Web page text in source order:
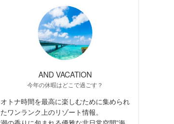
AND VACATION
今年の休暇はどこで過ごす？
オトナ時間を最高に楽しむために集められ
たワンランク上のリゾート情報。